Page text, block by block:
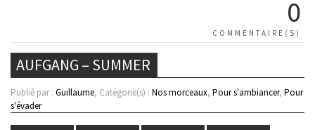
0
COMMENTAIRE(S)
AUFGANG – SUMMER
Publié par : Guillaume, Catégorie(s) : Nos morceaux, Pour s'ambiancer, Pour
s'évader